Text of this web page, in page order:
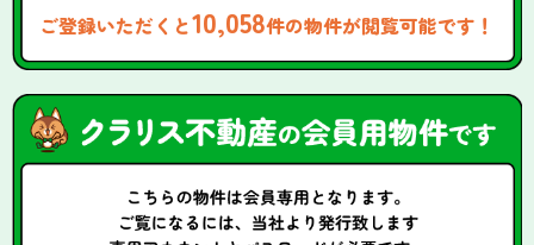
ご登録いただくと10,058件の物件が閲覧可能です！